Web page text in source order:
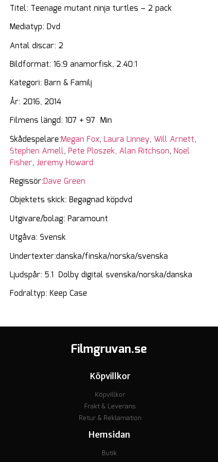
Titel: Teenage mutant ninja turtles – 2 pack
Mediatyp: Dvd
Antal discar: 2
Bildformat: 16:9 anamorfisk, 2.40:1
Kategori: Barn & Familj
År: 2016, 2014
Filmens längd: 107 + 97 Min
Skådespelare:Megan Fox, Laura Linney, Will Arnett,
Stephen Amell, Pete Ploszek, Alan Ritchson, Noel
Fisher, Jeremy Howard
Regissör:Dave Green
Objektets skick: Begagnad köpdvd
Utgivare/bolag: Paramount
Utgåva: Svensk
Undertexter:danska/finska/norska/svenska
Ljudspår: 5.1 Dolby digital svenska/norska/danska
Fodraltyp: Keep Case
Filmgruvan.se
Köpvillkor
Köpvillkor
Frakt & Leverans
Retur & Reklamation
Hemsidan
Butik